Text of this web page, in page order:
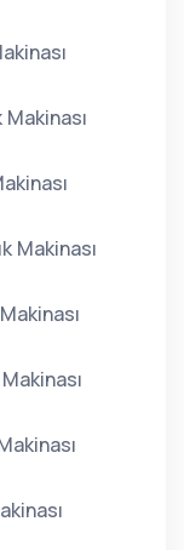
Makinası
Makinası